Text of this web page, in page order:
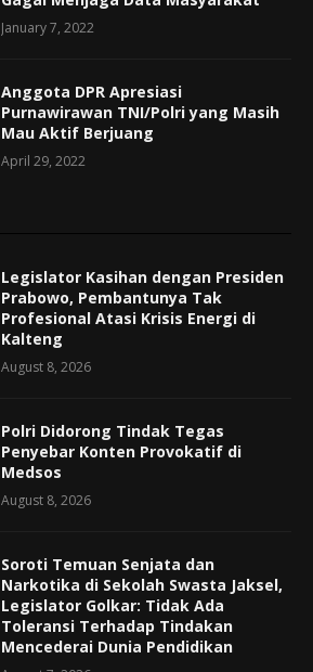
January 7, 2022
Anggota DPR Apresiasi
Purnawirawan TNI/Polri yang Masih
Mau Aktif Berjuang
April 29, 2022
Legislator Kasihan dengan Presiden
Prabowo, Pembantunya Tak
Profesional Atasi Krisis Energi di
Kalteng
August 8, 2026
Polri Didorong Tindak Tegas
Penyebar Konten Provokatif di
Medsos
August 8, 2026
Soroti Temuan Senjata dan
Narkotika di Sekolah Swasta Jaksel,
Legislator Golkar: Tidak Ada
Toleransi Terhadap Tindakan
Mencederai Dunia Pendidikan